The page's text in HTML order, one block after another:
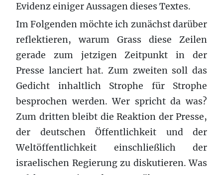
Evidenz einiger Aussagen dieses Textes.
Im Folgenden möchte ich zunächst darüber
reflektieren, warum Grass diese Zeilen
gerade zum jetzigen Zeitpunkt in der
Presse lanciert hat. Zum zweiten soll das
Gedicht inhaltlich Strophe für Strophe
besprochen werden. Wer spricht da was?
Zum dritten bleibt die Reaktion der Presse,
der deutschen Öffentlichkeit und der
Weltöffentlichkeit einschließlich der
israelischen Regierung zu diskutieren. Was